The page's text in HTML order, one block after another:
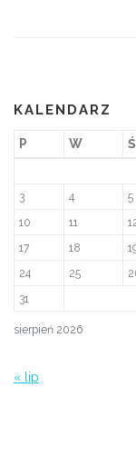
KALENDARZ
sierpień 2026
P W Ś
3
4 5
10
11
17
18
24
25
31
« lip